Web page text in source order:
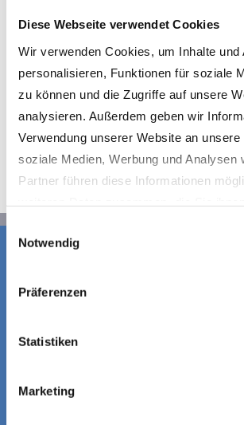
Diese Webseite verwendet Cookies
Wir verwenden Cookies, um Inhalte und
personalisieren, Funktionen für soziale
zu können und die Zugriffe auf unsere
analysieren. Außerdem geben wir
Verwendung unserer Website an
soziale Medien, Werbung und Analysen
Partner führen diese Informationen
gesammelt haben.
Einwilligungsauswahl
Notwendig
Präferenzen
Statistiken
Marketing
Grabenaushub verwendet. Die
äußerst robust und wartungsarm
Antriebswellenlagerung und ein
Abdichtungssystem auch für den
Einsatz geeignet. Ein schmaler
ermöglicht auch geringe
größeren Tiefen.